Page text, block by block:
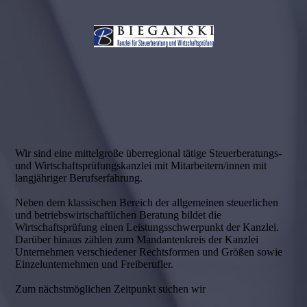
Wir sind eine mittelgroße überregional tätige Steuerberatungs-
und Wirtschaftsprüfungskanzlei mit Mitarbeitern/innen mit
langjähriger Berufserfahrung.
Neben dem klassischen Bereich der allgemeinen steuerlichen
und betriebswirtschaftlichen Beratung bildet die
Wirtschaftsprüfung einen Leistungs­schwerpunkt der Kanzlei.
Darüber hinaus zählen zum Mandantenkreis der Kanzlei
Unternehmen verschiedener Rechtsformen und Größen sowie
Einzelunternehmen und Freiberufler.
Zum nächstmöglichen Zeitpunkt suchen wir